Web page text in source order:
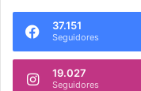
37.151
Seguidores
19.027
Seguidores